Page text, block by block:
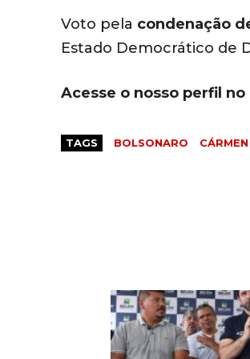
Voto pela condenação
Estado Democrático de
Acesse o nosso perfil no
TAGS BOLSONARO